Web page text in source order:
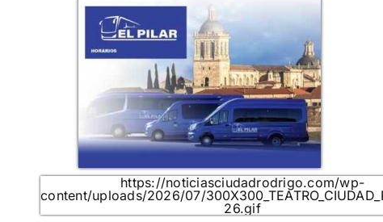
https://noticiasciudadrodrigo.com/wp-
content/uploads/2026/07/
26.gif